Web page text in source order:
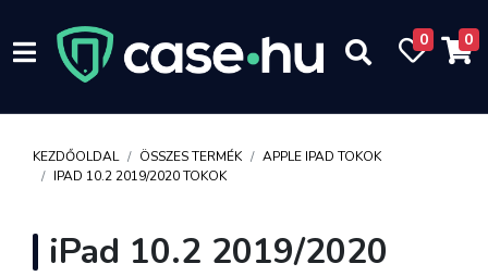
0 0
KEZDŐOLDAL ÖSSZES TERMÉK
APPLE IPAD TOKOK
IPAD 10.2 2019/2020 TOKOK
iPad 10.2 2019/2020